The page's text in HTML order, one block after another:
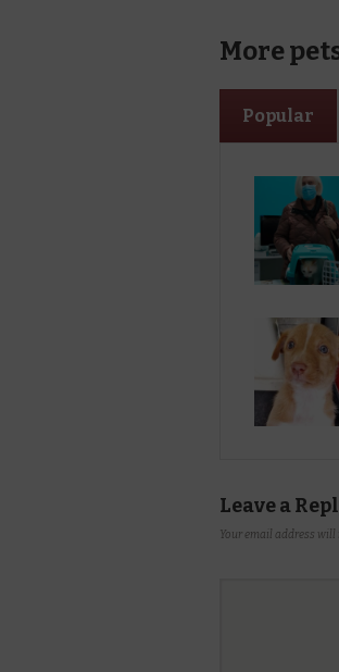
More
Popular
Leave a
Your email address will